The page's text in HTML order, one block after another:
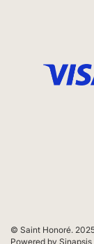
© Saint Honoré.
Powered by